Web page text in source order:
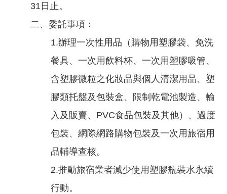
31日止。
二、委託事項：
1.辦理一次性用品（購物用塑膠袋、免洗
餐具、一次用飲料杯、一次用塑膠吸管、
含塑膠微粒之化妝品與個人清潔用品、塑
膠類托盤及包裝盒、限制乾電池製造、輸
入及販賣、PVC食品包裝及其他）、過度
包裝、網際網路購物包裝及一次用旅宿用
品輔導查核。
2.推動旅宿業者減少使用塑膠瓶裝水永續
行動。